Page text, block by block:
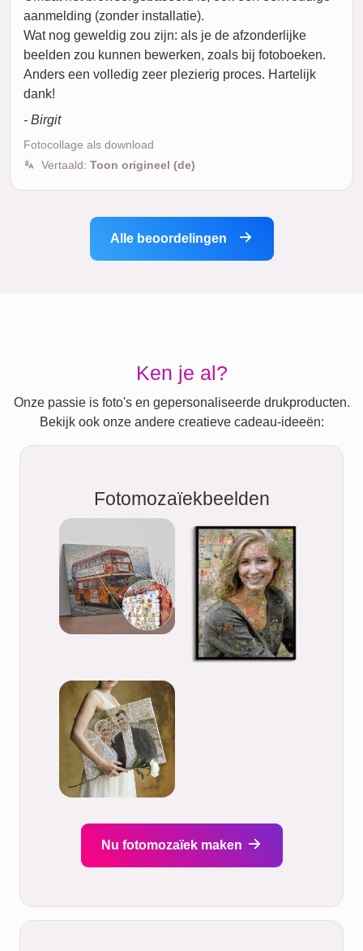
aanmelding (zonder installatie).
Wat nog geweldig zou zijn: als je de afzonderlijke
beelden zou kunnen bewerken, zoals bij fotoboeken.
Anders een volledig zeer plezierig proces. Hartelijk
dank!
- Birgit
Fotocollage als download
Vertaald: Toon origineel (de)
Alle beoordelingen
Ken je al?
Onze passie is foto's en gepersonaliseerde drukproducten.
Bekijk ook onze andere creatieve cadeau-ideeën:
Fotomozaïekbeelden
Nu fotomozaïek maken